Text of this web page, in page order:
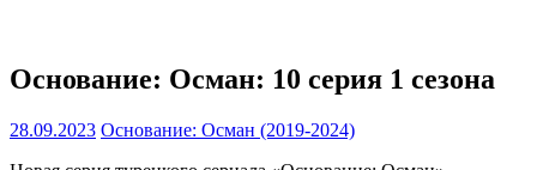
Основание: Осман: 10 серия 1 сезона
28.09.2023 Основание: Осман (2019-2024)